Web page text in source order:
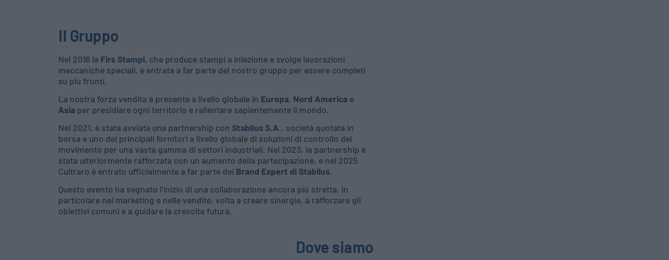
Il Gruppo
Nel 2016 la Firs Stampi, che produce stampi a iniezione e svolge lavorazioni
meccaniche speciali, è entrata a far parte del nostro gruppo per essere completi
su più fronti.
La nostra forza vendita è presente a livello globale in Europa, Nord America e
Asia per presidiare ogni territorio e rallentare sapientemente il mondo.
Nel 2021, è stata avviata una partnership con Stabilus S.A., società quotata in
borsa e uno dei principali fornitori a livello globale di soluzioni di controllo del
movimento per una vasta gamma di settori industriali. Nel 2023, la partnership è
stata ulteriormente rafforzata con un aumento della partecipazione, e nel 2025
Cultraro è entrato ufficialmente a far parte dei Brand Expert di Stabilus.
Questo evento ha segnato l'inizio di una collaborazione ancora più stretta, in
particolare nel marketing e nelle vendite, volta a creare sinergie, a rafforzare gli
obiettivi comuni e a guidare la crescita futura.
Dove siamo